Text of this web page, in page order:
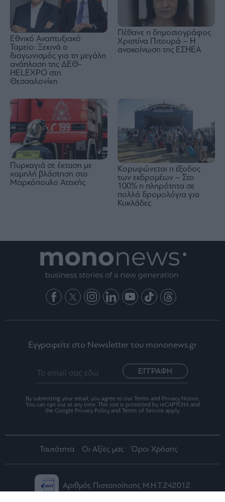
Εθνικό Αναπτυξιακό
Ταμείο: Ξεκινά ο
διαγωνισμός για τη μεγάλη
ανάπλαση της ΔΕΘ-
HELEXPO στη
Θεσσαλονίκη
Πέθανε η δημοσιογράφος
Χριστίνα Πιτουρά – Η
ανακοίνωση της ΕΣΗΕΑ
Πυρκαγιά σε έκταση με
χαμηλή βλάστηση στο
Μαρκόπουλο Αττικής
Κορυφώνεται η έξοδος
των εκδρομέων – Στο
100% η πληρότητα σε
πολλά δρομολόγια για
Κυκλάδες
Εγγραφείτε στο Newsletter του mononews.gr
ΕΓΓΡΑΦΗ
By submitting your email, you agree to our Terms and Privacy Notice.
You can opt out at any time. This site is protected by reCAPTCHA and
the Google Privacy Policy and Terms of Service apply.
Ταυτότητα Οι Αξίες μας Όροι Χρήσης
Αριθμός Πιστοποίησης Μ.Η.Τ.242012